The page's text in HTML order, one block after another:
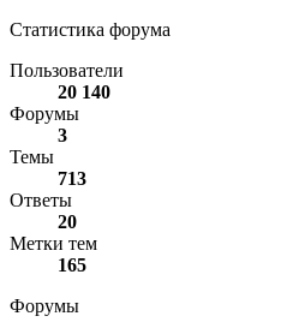
Статистика форума
Пользователи
20 140
Форумы
3
Темы
713
Ответы
20
Метки тем
165
Форумы